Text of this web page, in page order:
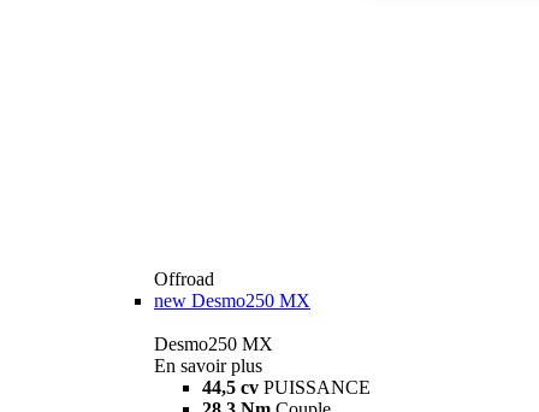
Offroad
new Desmo250 MX
Desmo250 MX
En savoir plus
44,5 cv PUISSANCE